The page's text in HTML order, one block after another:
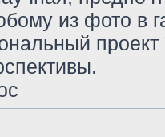
из фото в